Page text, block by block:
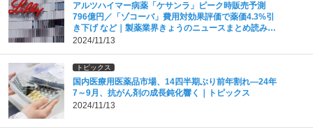
アルツハイマー病薬「ケサンラ」ピーク時販売予測
796億円／「ゾコーバ」費用対効果評価で薬価4.3%引
き下げ など｜製薬業界きょうのニュースまとめ読み
（2024年11月13日）
2024/11/13
トピックス
国内医療用医薬品市場、14四半期ぶり前年割れ―24年
7～9月、抗がん剤の成長鈍化響く｜トピックス
2024/11/13